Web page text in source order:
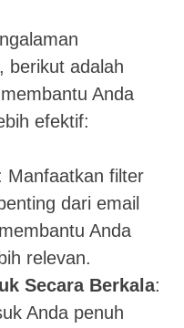
berikut adalah
Anda
efektif:
Manfaatkan filter
dari email
Anda
relevan.
Secara Berkala:
Anda penuh